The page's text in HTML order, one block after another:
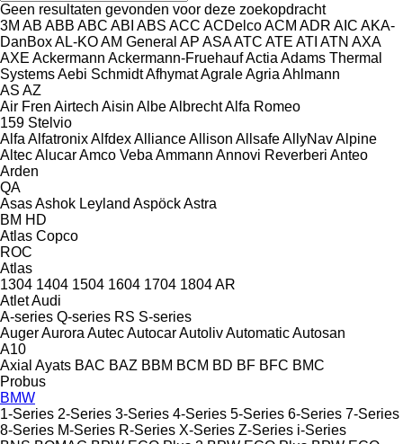
Geen resultaten gevonden voor deze zoekopdracht
3M AB ABB ABC ABI ABS ACC ACDelcoACM ADR AIC AKA-
DanBoxAL-KOAM General AP ASAATC ATE ATI ATN AXA
AXE Ackermann Ackermann-FruehaufActia Adams Thermal
SystemsAebi SchmidtAfhymatAgraleAgria Ahlmann
AS AZ
Air Fren Airtech Aisin AlbeAlbrechtAlfa Romeo
159 Stelvio
Alfa AlfatronixAlfdexAllianceAllison AllsafeAllyNavAlpine
AltecAlucarAmco Veba Ammann Annovi Reverberi Anteo
Arden
QA
AsasAshok Leyland AspöckAstra
BM HD
Atlas Copco
ROC
Atlas
1304 1404 1504 1604 1704 1804AR
AtletAudi
A-series Q-series RS S-series
AugerAurora AutecAutocarAutolivAutomaticAutosan
A10
Axial Ayats BAC BAZ BBM BCM BD BF BFC BMC
Probus
BMW
1-Series 2-Series 3-Series 4-Series 5-Series 6-Series 7-Series
8-Series M-Series R-Series X-Series Z-Series i-Series